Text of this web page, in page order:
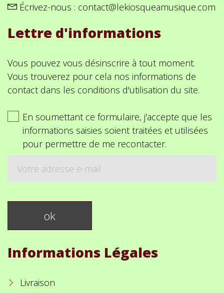
Écrivez-nous : contact@lekiosqueamusique.com
Lettre d'informations
Vous pouvez vous désinscrire à tout moment.
Vous trouverez pour cela nos informations de
contact dans les conditions d'utilisation du site.
En soumettant ce formulaire, j'accepte que les
informations saisies soient traitées et utilisées
pour permettre de me recontacter.
Informations Légales
Livraison